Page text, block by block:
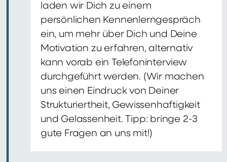
laden wir Dich zu einem
persönlichen Kennenlerngespräch
ein, um mehr über Dich und Deine
Motivation zu erfahren, alternativ
kann vorab ein Telefoninterview
durchgeführt werden. (Wir machen
uns einen Eindruck von Deiner
Strukturiertheit, Gewissenhaftigkeit
und Gelassenheit. Tipp: bringe 2-3
gute Fragen an uns mit!)